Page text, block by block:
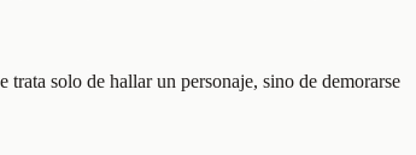
solo de hallar un personaje, sino de demorarse